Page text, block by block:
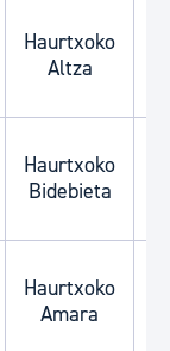
Haurtxoko
Altza
Haurtxoko
Bidebieta
Haurtxoko
Amara